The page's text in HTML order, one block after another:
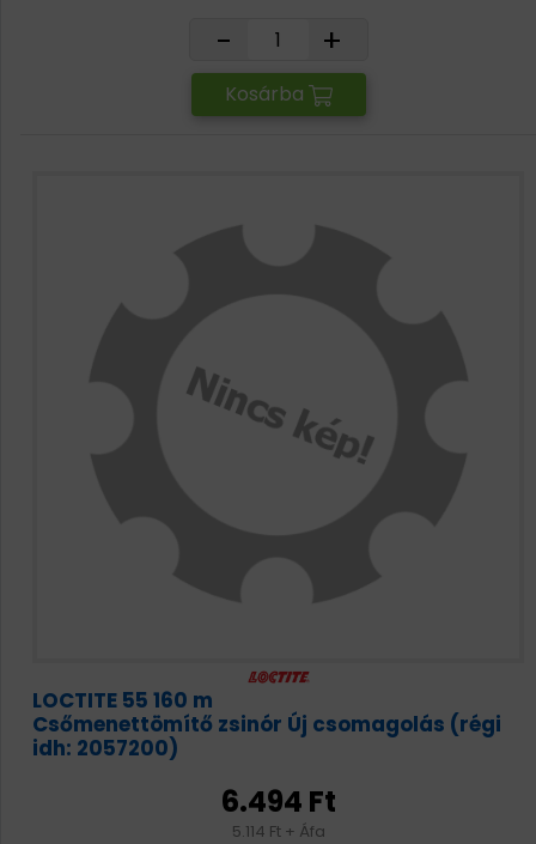
- +
Kosárba
LOCTITE 55 160 m
Csőmenettömítő zsinór Új csomagolás (régi
idh: 2057200)
6.494 Ft
5.114 Ft + Áfa